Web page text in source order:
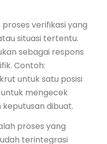
verifikasi yang
situasi tertentu.
sebagai respons
Contoh:
untuk satu posisi
mengecek
dibuat.
proses yang
terintegrasi